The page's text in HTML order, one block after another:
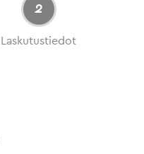
2
Laskutustiedot